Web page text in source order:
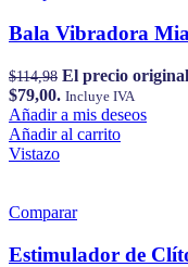
Bala Vibradora
$114,98 El precio
$79,00. Incluye IVA
Añadir a mis deseos
Añadir al carrito
Vistazo
Comparar
Estimulador de